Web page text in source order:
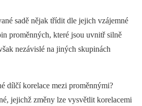
sadě nějak třídit dle jejich vzájemné
proměn­ných, které jsou uvnitř silně
nezávislé na jiných skupinách
dílčí korelace mezi proměn­nými?
jejichž změny lze vysvětlit korelacemi